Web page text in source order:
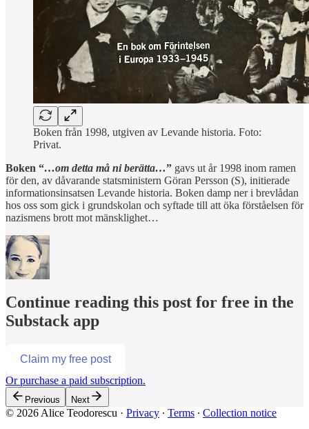
Boken från 1998, utgiven av Levande historia. Foto:
Privat.
Boken “…om detta må ni berätta…” gavs ut år 1998 inom ramen
för den, av dåvarande statsministern Göran Persson (S), initierade
informationsinsatsen Levande historia. Boken damp ner i brevlådan
hos oss som gick i grundskolan och syftade till att öka förståelsen för
nazismens brott mot mänsklighet…
Continue reading this post for free in the
Substack app
Claim my free post
Or purchase a paid subscription.
Previous Next
© 2026 Alice Teodorescu · Privacy ∙ Terms ∙ Collection notice